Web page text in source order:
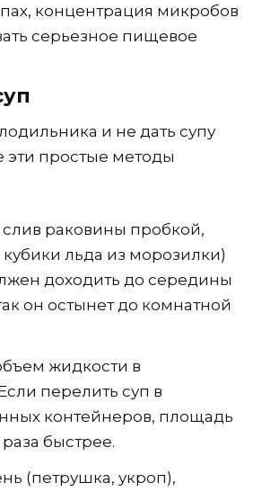
концентрация микробов
серьезное пищевое
и не дать супу
эти простые методы
слив раковины пробкой,
льда из морозилки)
доходить до середины
он остынет до комнатной
жидкости в
перелить суп в
контейнеров, площадь
быстрее.
(петрушка, укроп),